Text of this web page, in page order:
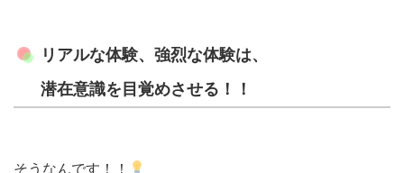
リアルな体験、強烈な体験は、
潜在意識を目覚めさせる！！
そうなんです！！